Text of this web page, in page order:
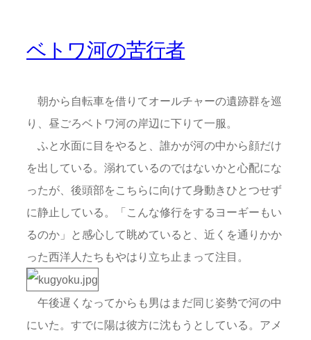
ベトワ河の苦行者
朝から自転車を借りてオールチャーの遺跡群を巡
り、昼ごろベトワ河の岸辺に下りて一服。
ふと水面に目をやると、誰かが河の中から顔だけ
を出している。溺れているのではないかと心配にな
ったが、後頭部をこちらに向けて身動きひとつせず
に静止している。「こんな修行をするヨーギーもい
るのか」と感心して眺めていると、近くを通りかか
った西洋人たちもやはり立ち止まって注目。
午後遅くなってからも男はまだ同じ姿勢で河の中
にいた。すでに陽は彼方に沈もうとしている。アメ